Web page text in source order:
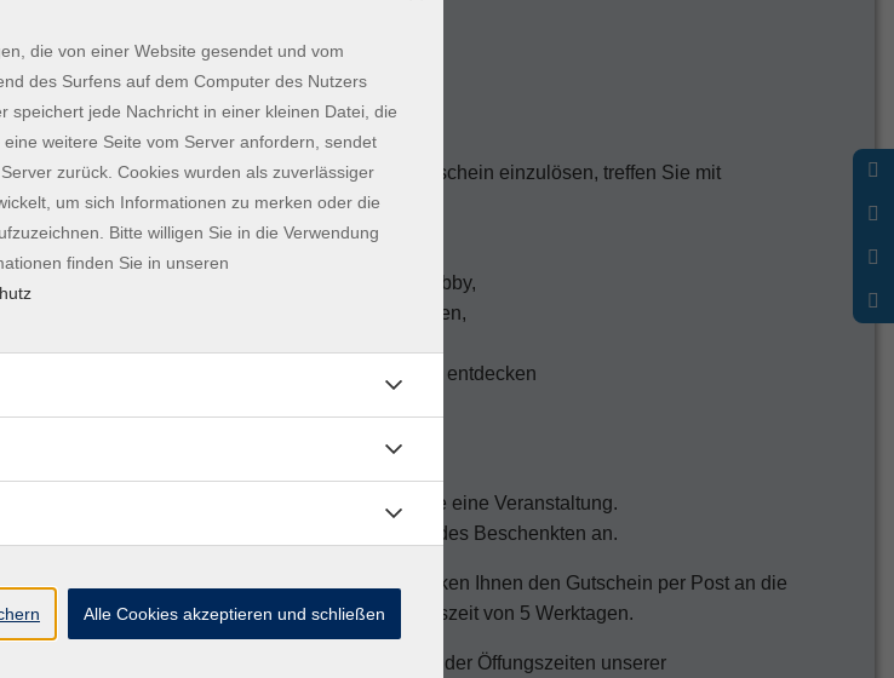
Sie verschenken sollen?
"Irgendetwas", verschenken Sie "Bildung".
verschiedenen Möglichkeiten pro Jahr, den Gutschein einzulösen, treffen Sie mit
der/des Beschenkten.
EDV-Veranstaltung für Karriere, Urlaub oder Hobby,
oder Bewegungskurs für das eigene Wohlbefinden,
Kreativveranstaltung um "verborgene" Talente zu entdecken
nachstehenden Gutschein einfach wie eine Veranstaltung.
der Buchung geben Sie dann bitte den Namen der/des Beschenkten an.
von Ihrem Bankkonto ab und schicken Ihnen den Gutschein per Post an die
Adresse. Bitte beachten Sie die Bearbeitungszeit von 5 Werktagen.
Sie den Gutschein auch sofort persönlich während der Öffungszeiten unserer
die von einer Website gesendet und vom
des Surfens auf dem Computer des Nutzers
speichert jede Nachricht in einer kleinen Datei, die
weitere Seite vom Server anfordern, sendet
zurück. Cookies wurden als zuverlässiger
um sich Informationen zu merken oder die
Bitte willigen Sie in die Verwendung
finden Sie in unseren
Alle Cookies akzeptieren und schließen